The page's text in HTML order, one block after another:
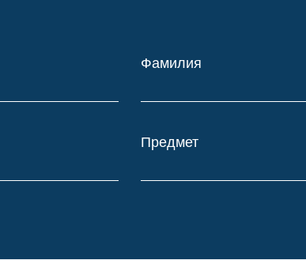
Фамилия
Предмет